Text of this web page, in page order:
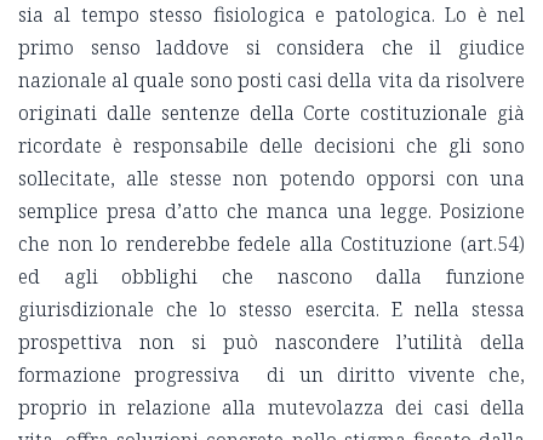
sia al tempo stesso fisiologica e patologica. Lo è nel
primo senso laddove si considera che il giudice
nazionale al quale sono posti casi della vita da risolvere
originati dalle sentenze della Corte costituzionale già
ricordate è responsabile delle decisioni che gli sono
sollecitate, alle stesse non potendo opporsi con una
semplice presa d’atto che manca una legge. Posizione
che non lo renderebbe fedele alla Costituzione (art.54)
ed agli obblighi che nascono dalla funzione
giurisdizionale che lo stesso esercita. E nella stessa
prospettiva non si può nascondere l’utilità della
formazione progressiva di un diritto vivente che,
proprio in relazione alla mutevolazza dei casi della